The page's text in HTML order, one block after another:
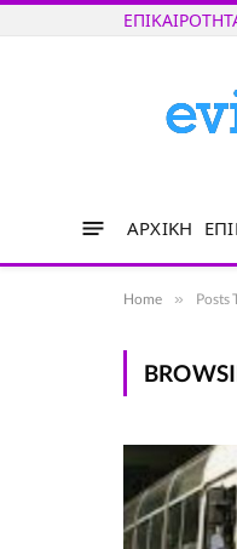
ΑΡΧΙΚΉ
Home » Posts